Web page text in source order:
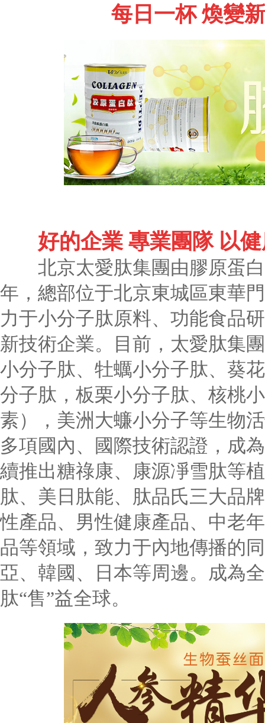
每日一杯 煥變
好的企業 專業團隊 以
北京太愛肽集團由膠原蛋白
年，總部位于北京東城區東華
力于小分子肽原料、功能食品
新技術企業。目前，太愛肽集
小分子肽、牡蠣小分子肽、葵
分子肽，板栗小分子肽、核桃
素），美洲大蠊小分子等生物
多項國內、國際技術認證，成
續推出糖祿康、康源凈雪肽等
肽、美日肽能、肽品氏三大品
性產品、男性健康產品、中老
品等領域，致力于內地傳播的
亞、韓國、日本等周邊。成為
肽“售”益全球。